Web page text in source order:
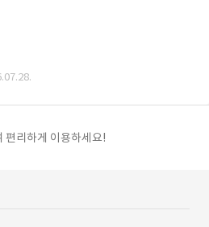
편리하게 이용하세요!